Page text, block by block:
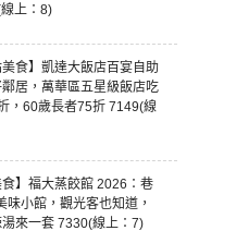
上：8)
美食】凱達大飯店百宴自助
居，萬華區五星級飯店吃
，60歲長者75折 7149(線
食】福大蒸餃館 2026：巷
味小館，觀光客也知道，
來一套 7330(線上：7)